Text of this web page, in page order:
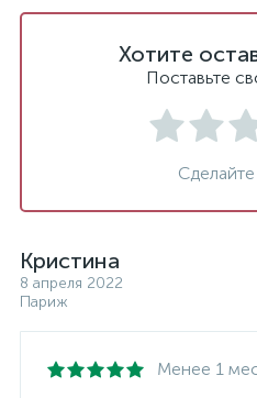
Хотите
Поставьте
Кристина
8 апреля 2022
Париж
Менее 1